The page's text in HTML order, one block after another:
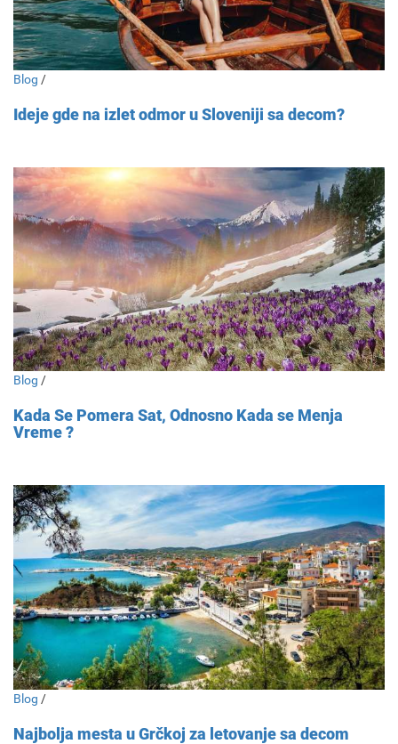
Blog /
Ideje gde na izlet odmor u Sloveniji sa decom?
Blog /
Kada Se Pomera Sat, Odnosno Kada se Menja
Vreme ?
Blog /
Najbolja mesta u Grčkoj za letovanje sa decom